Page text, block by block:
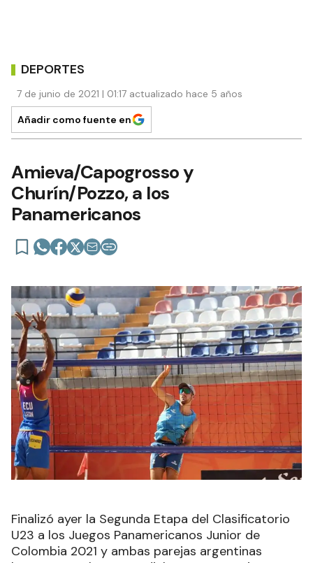
DEPORTES
7 de junio de 2021 | 01:17 actualizado hace 5 años
Añadir como fuente en
Amieva/Capogrosso y
Churín/Pozzo, a los
Panamericanos
Finalizó ayer la Segunda Etapa del Clasificatorio
U23 a los Juegos Panamericanos Junior de
Colombia 2021 y ambas parejas argentinas